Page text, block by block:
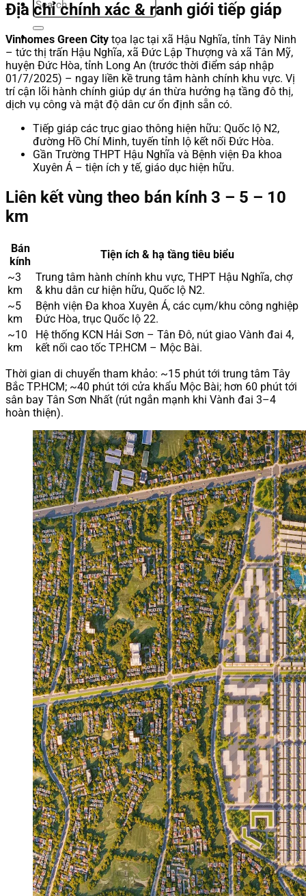
Địa chỉ chính xác & ranh giới tiếp giáp
Vinhomes Green City tọa lạc tại xã Hậu Nghĩa, tỉnh Tây Ninh
– tức thị trấn Hậu Nghĩa, xã Đức Lập Thượng và xã Tân Mỹ,
huyện Đức Hòa, tỉnh Long An (trước thời điểm sáp nhập
01/7/2025) – ngay liền kề trung tâm hành chính khu vực. Vị
trí cận lõi hành chính giúp dự án thừa hưởng hạ tầng đô thị,
dịch vụ công và mật độ dân cư ổn định sẵn có.
Tiếp giáp các trục giao thông hiện hữu: Quốc lộ N2,
đường Hồ Chí Minh, tuyến tỉnh lộ kết nối Đức Hòa.
Gần Trường THPT Hậu Nghĩa và Bệnh viện Đa khoa
Xuyên Á – tiện ích y tế, giáo dục hiện hữu.
Liên kết vùng theo bán kính 3 – 5 – 10
km
Bán
kính
Tiện ích & hạ tầng tiêu biểu
~3
km
Trung tâm hành chính khu vực, THPT Hậu Nghĩa, chợ
& khu dân cư hiện hữu, Quốc lộ N2.
~5
km
Bệnh viện Đa khoa Xuyên Á, các cụm/khu công nghiệp
Đức Hòa, trục Quốc lộ 22.
~10
km
Hệ thống KCN Hải Sơn – Tân Đô, nút giao Vành đai 4,
kết nối cao tốc TP.HCM – Mộc Bài.
Thời gian di chuyển tham khảo: ~15 phút tới trung tâm Tây
Bắc TP.HCM; ~40 phút tới cửa khẩu Mộc Bài; hơn 60 phút tới
sân bay Tân Sơn Nhất (rút ngắn mạnh khi Vành đai 3–4
hoàn thiện).